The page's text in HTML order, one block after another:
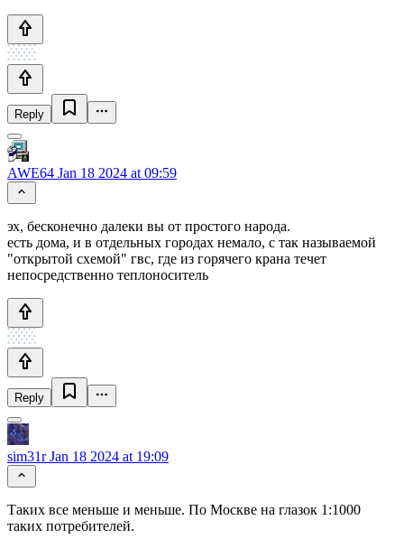
Reply
AWE64 Jan 18 2024 at 09:59
эх, бесконечно далеки вы от простого народа.
есть дома, и в отдельных городах немало, с так называемой
"открытой схемой" гвс, где из горячего крана течет
непосредственно теплоноситель
Reply
sim31rJan 18 2024 at 19:09
Таких все меньше и меньше. По Москве на глазок 1:1000
таких потребителей.